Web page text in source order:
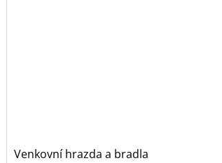
Venkovní hrazda a bradla